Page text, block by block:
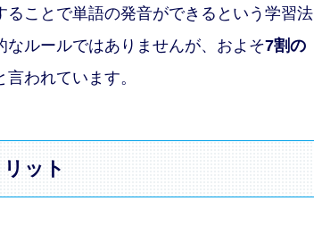
ことで単語の発音ができるという学習法
ルールではありませんが、およそ7割の
言われています。
ット